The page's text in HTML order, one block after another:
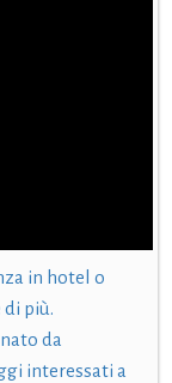
in hotel o
di più.
da
interessati a